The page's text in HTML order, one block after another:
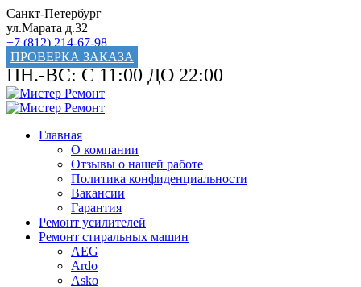
Санкт-Петербург
ул.Марата д.32
+7 (812) 214-67-98
ПРОВЕРКА ЗАКАЗА
ПН.-ВС: С 11:00 ДО 22:00
Главная
О компании
Отзывы о нашей работе
Политика конфиденциальности
Вакансии
Гарантия
Ремонт усилителей
Ремонт стиральных машин
AEG
Ardo
Asko